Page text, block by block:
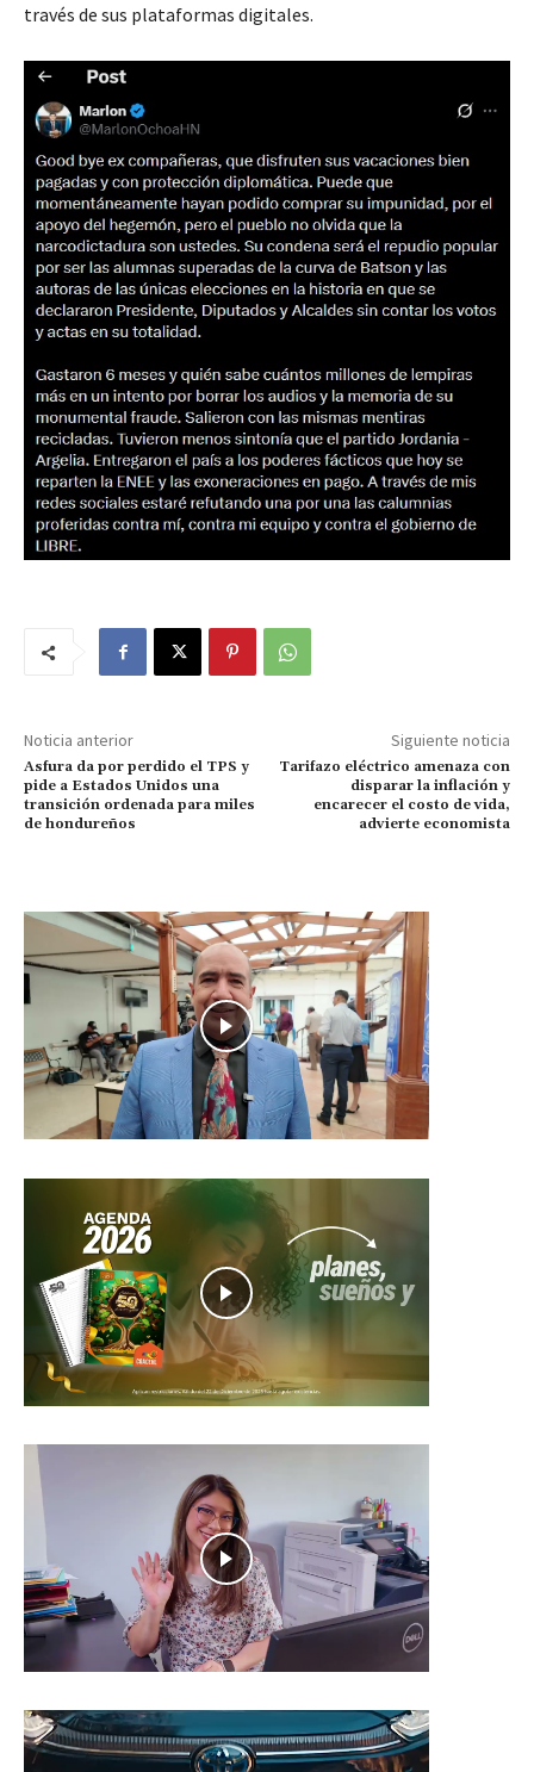
través de sus plataformas digitales.
Noticia anterior
Asfura da por perdido el TPS y
pide a Estados Unidos una
transición ordenada para miles
de hondureños
Siguiente noticia
Tarifazo eléctrico amenaza con
disparar la inflación y
encarecer el costo de vida,
advierte economista